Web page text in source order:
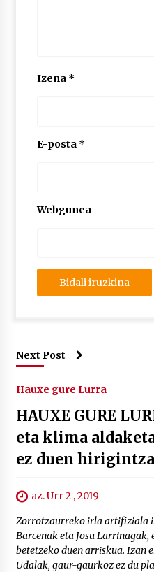
Izena *
E-posta *
Webgunea
Next Post
Hauxe gure Lurra
HAUXE GURE
eta klima
ez duen hirigintza
az. Urr 2 , 2019
Zorrotzaurreko irla artifiziala
Barcenak eta Josu
betetzeko duen arriskua. Izan
Udalak, gaur-gaurkoz ez du